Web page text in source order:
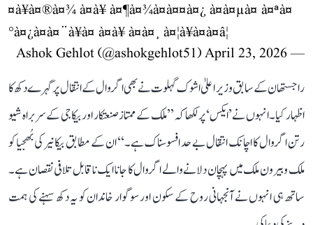
¤à¥à¤®à¤¾ à¤à¥ à¤¶à¤¾à¤à¤¤à¤¿ à¤à¤µà¤ à¤ªà¤
°à¤¿à¤à¤¨à¥à¤ à¤à¥ à¤à¤¸ à¤¦à¥à¤à¤â¦
— Ashok Gehlot (@ashokgehlot51)
April 23, 2026
راجستھان کے سابق وزیر اعلیٰ اشوک گہلوت نے بھی اگروال کے انتقال پر گہرے دکھ کا
اظہار کیا۔ انہوں نے ’ایکس‘ پر لکھا کہ ’’ملک کے ممتاز صنعتکار اور بیکاجی کے سربراہ شیو
رتن اگروال کا اچانک انتقال بے حد افسوسناک ہے۔‘‘ ان کے مطابق بیکانیر کی بُھجیا کو
ملک و بیرون ملک میں پہچان دلانے والے اگروال کا جانا ایک ناقابل تلافی نقصان ہے۔
ساتھ ہی انہوں نے آنجہانی روح کے سکون اور سوگوار خاندان کو یہ دکھ سہنے کی ہمت